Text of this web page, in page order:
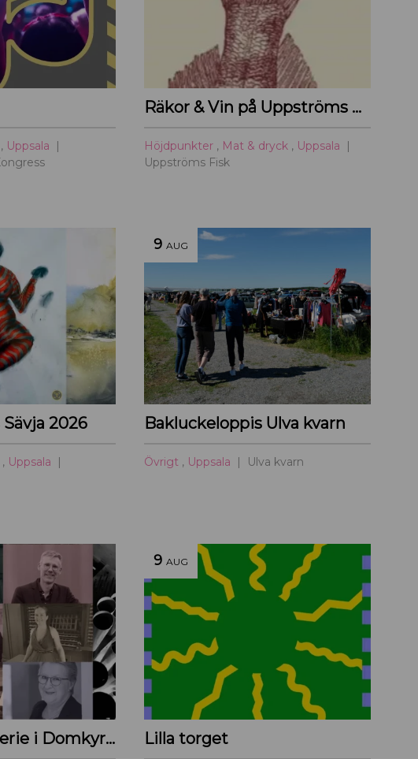
, Uppsala
Räkor & Vin på Uppströms Fisk
Höjdpunkter , Mat & dryck , Uppsala
Uppströms Fisk
2026
, Uppsala
9 AUG
Bakluckeloppis Ulva kvarn
Övrigt , Uppsala Ulva kvarn
Orgelkonsertserie i Domkyrkan
9 AUG
Lilla torget